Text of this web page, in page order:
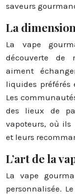
saveurs
La
La vape
découverte de
aiment
liquides préférés
Les
des lieux de
vapoteurs, où ils
et leurs
L’art de la
La vape
personnalisée.